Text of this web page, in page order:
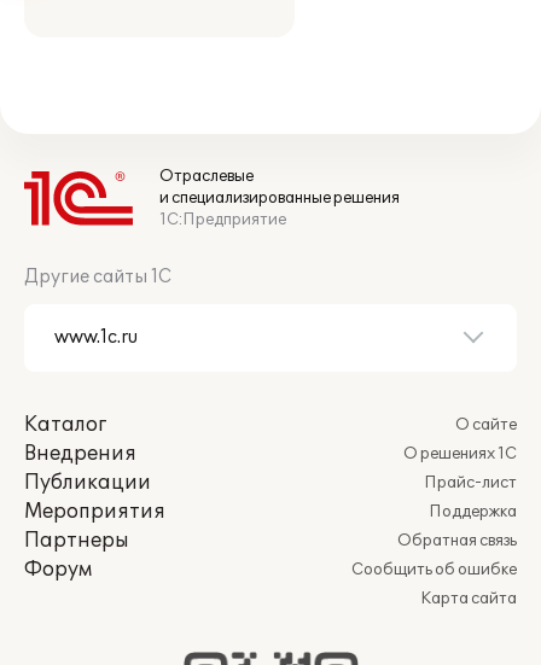
Отраслевые
и специализированные решения
1С:Предприятие
Другие сайты 1С
Каталог
Внедрения
Публикации
Мероприятия
Партнеры
Форум
О сайте
О решениях 1С
Прайс-лист
Поддержка
Обратная связь
Сообщить об ошибке
Карта сайта